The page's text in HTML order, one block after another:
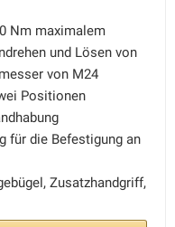
Nm maximalem
und Lösen von
von M24
Positionen
für die Befestigung an
Zusatzhandgriff,